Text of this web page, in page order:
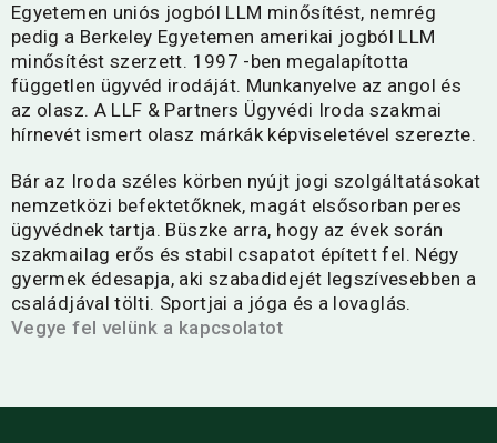
Egyetemen uniós jogból LLM minősítést, nemrég
pedig a Berkeley Egyetemen amerikai jogból LLM
minősítést szerzett. 1997 -ben megalapította
független ügyvéd irodáját. Munkanyelve az angol és
az olasz. A LLF & Partners Ügyvédi Iroda szakmai
hírnevét ismert olasz márkák képviseletével szerezte.
Bár az Iroda széles körben nyújt jogi szolgáltatásokat
nemzetközi befektetőknek, magát elsősorban peres
ügyvédnek tartja. Büszke arra, hogy az évek során
szakmailag erős és stabil csapatot épített fel. Négy
gyermek édesapja, aki szabadidejét legszívesebben a
családjával tölti. Sportjai a jóga és a lovaglás.
Vegye fel velünk a kapcsolatot